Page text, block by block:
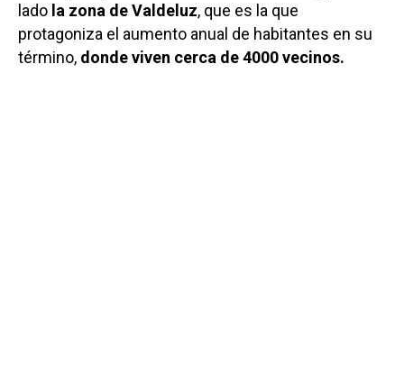
lado la zona de Valdeluz, que es la que
protagoniza el aumento anual de habitantes en su
término, donde viven cerca de 4000 vecinos.